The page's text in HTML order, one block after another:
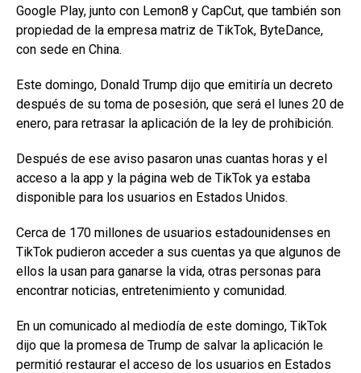
Google Play, junto con Lemon8 y CapCut, que también son
propiedad de la empresa matriz de TikTok, ByteDance,
con sede en China.
Este domingo, Donald Trump dijo que emitiría un decreto
después de su toma de posesión, que será el lunes 20 de
enero, para retrasar la aplicación de la ley de prohibición.
Después de ese aviso pasaron unas cuantas horas y el
acceso a la app y la página web de TikTok ya estaba
disponible para los usuarios en Estados Unidos.
Cerca de 170 millones de usuarios estadounidenses en
TikTok pudieron acceder a sus cuentas ya que algunos de
ellos la usan para ganarse la vida, otras personas para
encontrar noticias, entretenimiento y comunidad.
En un comunicado al mediodía de este domingo, TikTok
dijo que la promesa de Trump de salvar la aplicación le
permitió restaurar el acceso de los usuarios en Estados